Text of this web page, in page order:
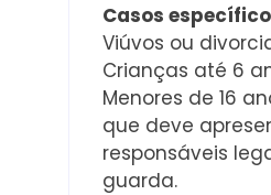
Casos
Viúvos ou
Crianças até 6
Menores de 16
que deve
responsáveis
guarda.